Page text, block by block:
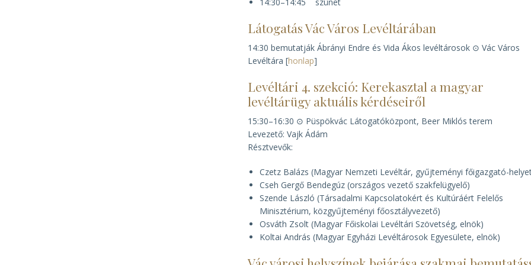
Látogatás Vác Város Levéltárában
14:30 bemutatják Ábrányi Endre és Vida Ákos levéltárosok ⊙ Vác Város
Levéltára [honlap]
Levéltári 4. szekció: Kerekasztal a magyar
levéltárügy aktuális kérdéseiről
15:30–16:30 ⊙ Püspökvác Látogatóközpont, Beer Miklós terem
Levezető: Vajk Ádám
Résztvevők:
Czetz Balázs (Magyar Nemzeti Levéltár, gyűjteményi főigazgató-
Cseh Gergő Bendegúz (országos vezető szakfelügyelő)
Szende László (Társadalmi Kapcsolatokért és Kultúráért Felelős
Minisztérium, közgyűjteményi főosztályvezető)
Osváth Zsolt (Magyar Főiskolai Levéltári Szövetség, elnök)
Koltai András (Magyar Egyházi Levéltárosok Egyesülete, elnök)